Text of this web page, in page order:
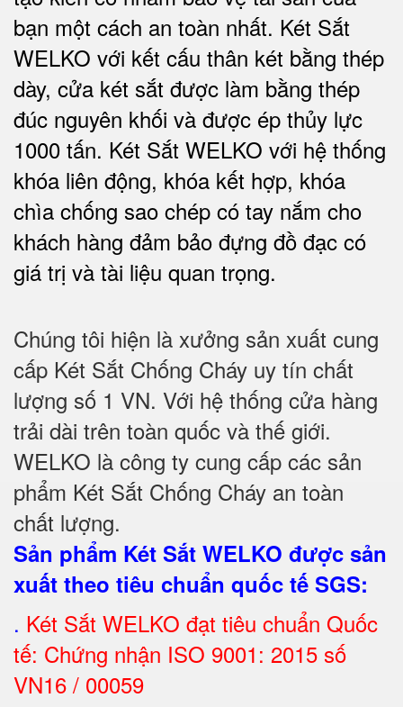
bạn một cách an toàn nhất. Két Sắt
WELKO với kết cấu thân két bằng thép
dày, cửa két sắt được làm bằng thép
đúc nguyên khối và được ép thủy lực
1000 tấn. Két Sắt WELKO với hệ thống
khóa liên động, khóa kết hợp, khóa
chìa chống sao chép có tay nắm cho
khách hàng đảm bảo đựng đồ đạc có
giá trị và tài liệu quan trọng.
Chúng tôi hiện là xưởng sản xuất cung
cấp Két Sắt Chống Cháy uy tín chất
lượng số 1 VN. Với hệ thống cửa hàng
trải dài trên toàn quốc và thế giới.
WELKO là công ty cung cấp các sản
phẩm Két Sắt Chống Cháy an toàn
chất lượng.
Sản phẩm Két Sắt WELKO được sản
xuất theo tiêu chuẩn quốc tế SGS:
. Két Sắt WELKO đạt tiêu chuẩn Quốc
tế: Chứng nhận ISO 9001: 2015 số
VN16 / 00059